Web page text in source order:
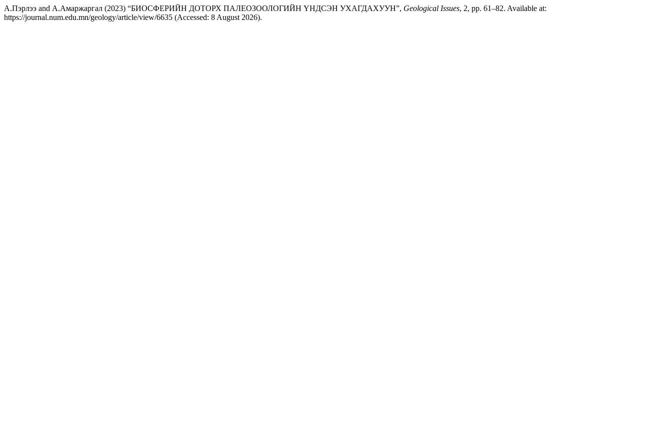
А.Пэрлээ and А.Амаржаргал (2023) “БИОСФЕРИЙН ДОТОРХ ПАЛЕОЗООЛОГИЙН ҮНДСЭН УХАГДАХУУН”, Geological Issues, 2, pp. 61–82. Available at:
https://journal.num.edu.mn/geology/article/view/6635 (Accessed: 8 August 2026).